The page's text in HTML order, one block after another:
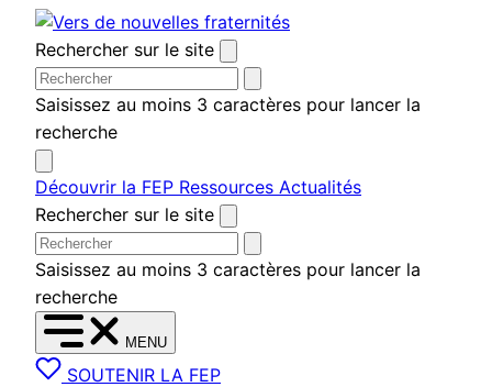
Aller
au
contenu
Rechercher sur le site
Saisissez au moins 3 caractères pour lancer la
recherche
Découvrir la FEP Ressources Actualités
Rechercher sur le site
Saisissez au moins 3 caractères pour lancer la
recherche
MENU
SOUTENIR LA FEP